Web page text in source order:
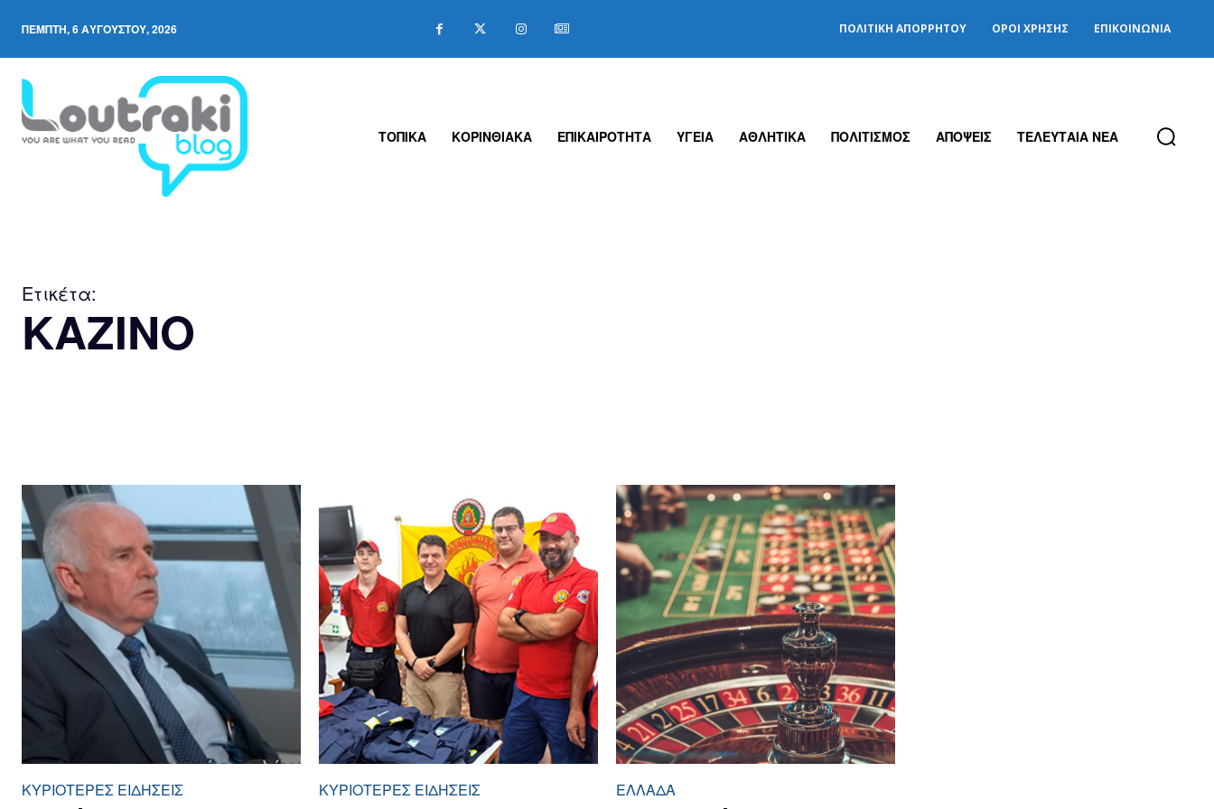
ΠΈΜΠΤΗ, 6 ΑΥΓΟΎΣΤΟΥ, 2026 ΠΟΛΙΤΙΚΉ ΑΠΟΡΡΉΤΟΥ ΌΡΟΙ ΧΡΉΣΗΣ ΕΠΙΚΟΙΝΩΝΊΑ
ΤΟΠΙΚΑ ΚΟΡΙΝΘΙΑΚΑ ΕΠΙΚΑΙΡΟΤΗΤΑ ΥΓΕΙΑ ΑΘΛΗΤΙΚΑ ΠΟΛΙΤΙΣΜΟΣ ΑΠΟΨΕΙΣ ΤΕΛΕΥΤΑΙΑ ΝΕΑ
Ετικέτα:
KAZINO
ΚΥΡΙΌΤΕΡΕΣ ΕΙΔΉΣΕΙΣ ΚΥΡΙΌΤΕΡΕΣ ΕΙΔΉΣΕΙΣ ΕΛΛΆΔΑ